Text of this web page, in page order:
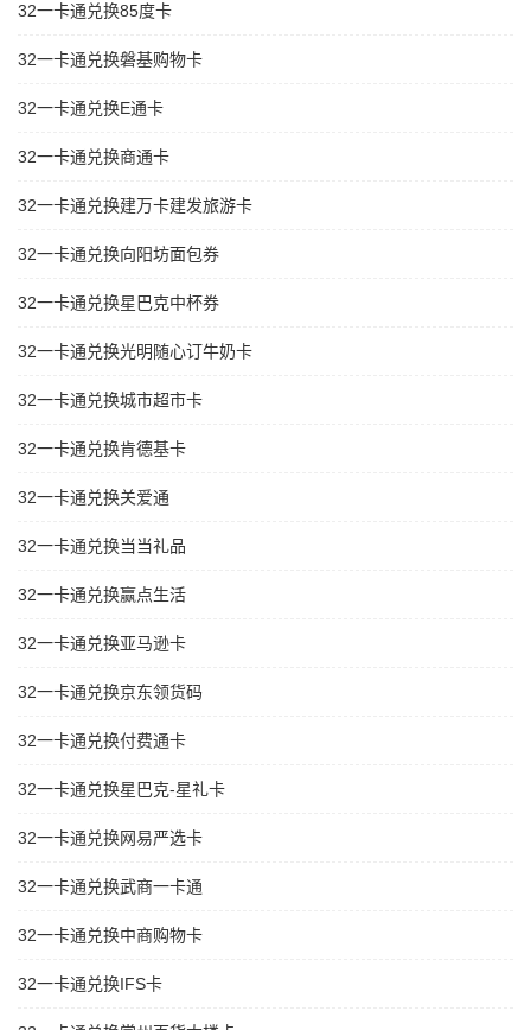
32一卡通兑换85度卡
32一卡通兑换磐基购物卡
32一卡通兑换E通卡
32一卡通兑换商通卡
32一卡通兑换建万卡建发旅游卡
32一卡通兑换向阳坊面包券
32一卡通兑换星巴克中杯券
32一卡通兑换光明随心订牛奶卡
32一卡通兑换城市超市卡
32一卡通兑换肯德基卡
32一卡通兑换关爱通
32一卡通兑换当当礼品
32一卡通兑换赢点生活
32一卡通兑换亚马逊卡
32一卡通兑换京东领货码
32一卡通兑换付费通卡
32一卡通兑换星巴克-星礼卡
32一卡通兑换网易严选卡
32一卡通兑换武商一卡通
32一卡通兑换中商购物卡
32一卡通兑换IFS卡